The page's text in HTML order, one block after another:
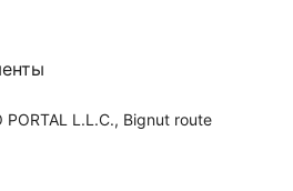
L.L.C., Bignut route